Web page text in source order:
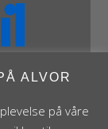
ALVOR
på våre